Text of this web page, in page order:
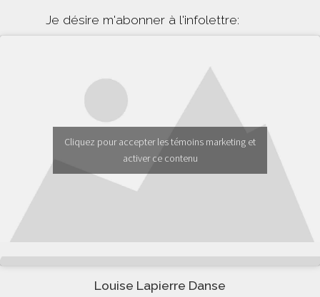
Je désire m'abonner à l'infolettre:
Cliquez pour accepter les témoins marketing et
activer ce contenu
Louise Lapierre Danse